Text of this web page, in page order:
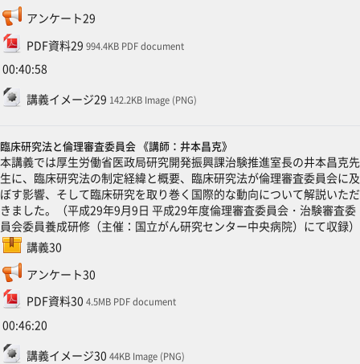
アンケート29フィードバック
PDF資料29
ファイル994.4KB PDF document
00:40:58
講義イメージ29
ファイル142.2KB Image (PNG)
臨床研究法と倫理審査委員会 《講師：井本昌克》
本講義では厚生労働省医政局研究開発振興課治験推進室長の井本昌克先
生に、臨床研究法の制定経緯と概要、臨床研究法が倫理審査委員会に及
ぼす影響、そして臨床研究を取り巻く国際的な動向について解説いただ
きました。（平成29年9月9日 平成29年度倫理審査委員会・治験審査委
員会委員養成研修（主催：国立がん研究センター中央病院）にて収録）
講義30
SCORMパッケージ
アンケート30フィードバック
PDF資料30
ファイル4.5MB PDF document
00:46:20
講義イメージ30ファイル44KB Image (PNG)